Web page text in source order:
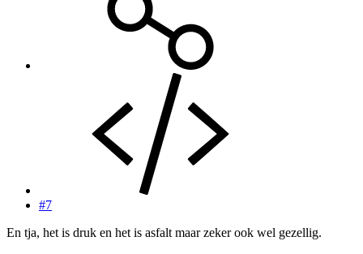
#7
En tja, het is druk en het is asfalt maar zeker ook wel gezellig.